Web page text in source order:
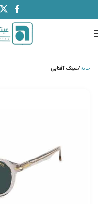
خانه عینک آفتابی